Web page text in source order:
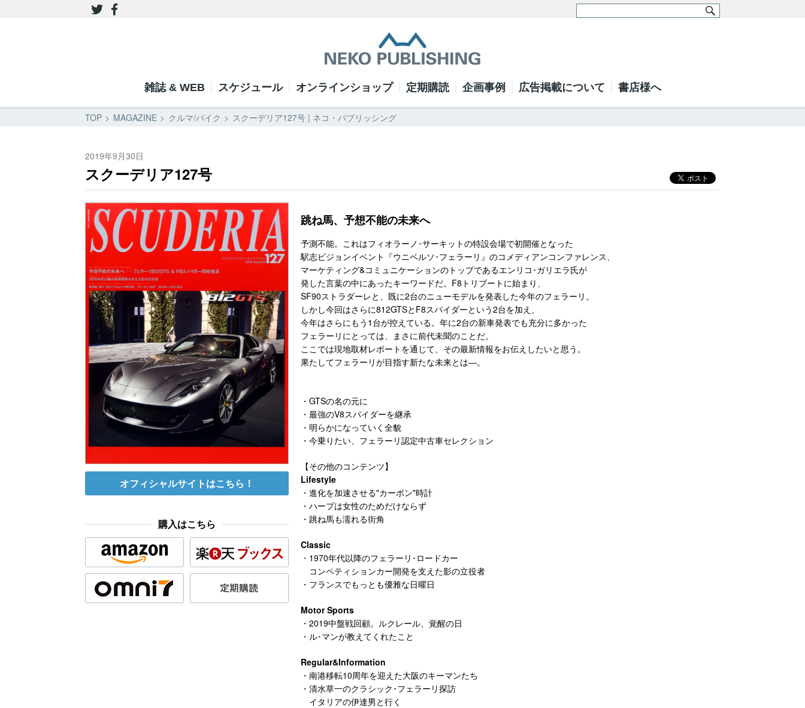
雑誌 & WEB スケジュール オンラインショップ 定期購読 企画事例 広告掲載について 書店様へ
TOP MAGAZINE クルマ/バイク スクーデリア127号 | ネコ・パブリッシング
2019年9月30日
スクーデリア127号
オフィシャルサイトはこちら！
購入はこちら
跳ね馬、予想不能の未来へ
予測不能。これはフィオラーノ･サーキットの特設会場で初開催となった
駅志ビジョンイベント『ウニベルソ･フェラーリ』のコメディアンコンファレンス、
マーケティング&コミュニケーションのトップであるエンリコ･ガリエラ氏が
発した言葉の中にあったキーワードだ。F8トリブートに始まり、
SF90ストラダーレと、既に2台のニューモデルを発表した今年のフェラーリ。
しかし今回はさらに812GTSとF8スパイダーという2台を加え、
今年はさらにもう1台が控えている。年に2台の新車発表でも充分に多かった
フェラーリにとっては、まさに前代未聞のことだ。
ここでは現地取材レポートを通じて、その最新情報をお伝えしたいと思う。
果たしてフェラーリが目指す新たな未来とは―。
・GTSの名の元に
・最強のV8スパイダーを継承
・明らかになっていく全貌
・今乗りたい、フェラーリ認定中古車セレクション
【その他のコンテンツ】
Lifestyle
・進化を加速させる"カーボン"時計
・ハープは女性のためだけならず
・跳ね馬も濡れる街角
Classic
・1970年代以降のフェラーリ･ロードカー
コンペティションカー開発を支えた影の立役者
・フランスでもっとも優雅な日曜日
Motor Sports
・2019中盤戦回顧。ルクレール、覚醒の日
・ル･マンが教えてくれたこと
Regular&Information
・南港移転10周年を迎えた大阪のキーマンたち
・清水草一のクラシック･フェラーリ探訪
イタリアの伊達男と行く